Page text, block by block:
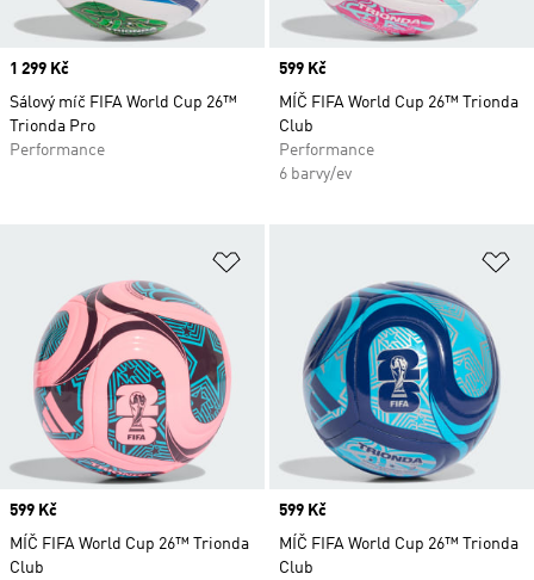
Price
1 299 Kč
Sálový míč FIFA World Cup 26™
Trionda Pro
Performance
Price
599 Kč
MÍČ FIFA World Cup 26™ Trionda
Club
Performance
6 barvy/ev
Price
599 Kč
MÍČ FIFA World Cup 26™ Trionda
Club
Price
599 Kč
MÍČ FIFA World Cup 26™ Trionda
Club